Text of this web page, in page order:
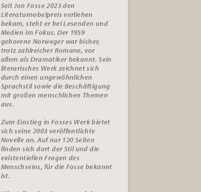
Seit Jon Fosse 2023 den
Literaturnobelpreis verliehen
bekam, steht er bei Lesenden und
Medien im Fokus. Der 1959
geborene Norweger war bisher,
trotz zahlreicher Romane, vor
allem als Dramatiker bekannt. Sein
literarisches Werk zeichnet sich
durch einen ungewöhnlichen
Sprachstil sowie die Beschäftigung
mit großen menschlichen Themen
aus.
Zum Einstieg in Fosses Werk bietet
sich seine 2003 veröffentlichte
Novelle an. Auf nur 120 Seiten
finden sich dort der Stil und die
existentiellen Fragen des
Menschseins, für die Fosse bekannt
ist.